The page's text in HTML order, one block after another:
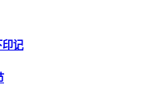
印记